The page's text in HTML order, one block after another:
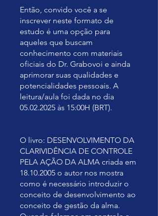
Então, convido você a se
inscrever neste formato de
estudo é uma opção para
aqueles que buscam
conhecimento com materiais
oficiais do Dr. Grabovoi e ainda
aprimorar suas qualidades e
potencialidades pessoais. A
leitura/aula foi dada no dia
05.02.2025 às 15:00H (BRT).
O livro: DESENVOLVIMENTO DA
CLARIVIDÊNCIA DE CONTROLE
PELA AÇÃO DA ALMA criada em
18.10.2005 o autor nos mostra
como é necessário introduzir o
conceito de desenvolvimento ao
conceito de gestão da alma.